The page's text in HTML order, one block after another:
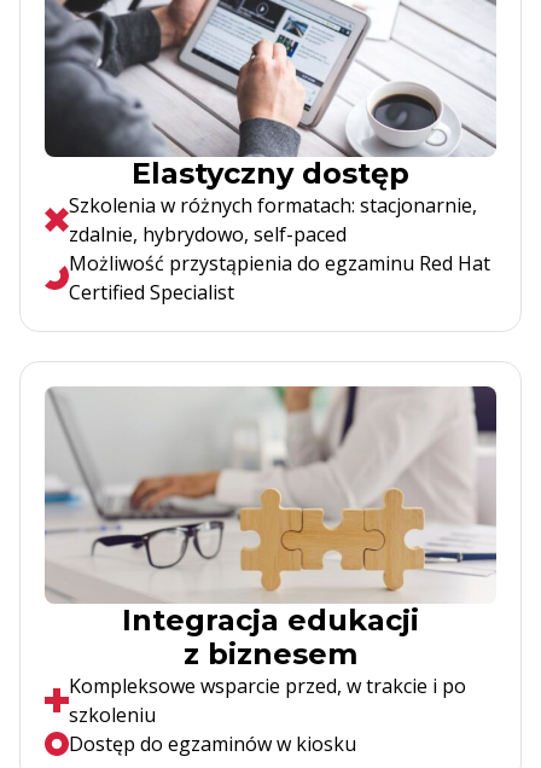
Elastyczny dostęp
Szkolenia w różnych formatach: stacjonarnie,
zdalnie, hybrydowo, self-paced
Możliwość przystąpienia do egzaminu Red Hat
Certified Specialist
Integracja edukacji
z biznesem
Kompleksowe wsparcie przed, w trakcie i po
szkoleniu
Dostęp do egzaminów w kiosku